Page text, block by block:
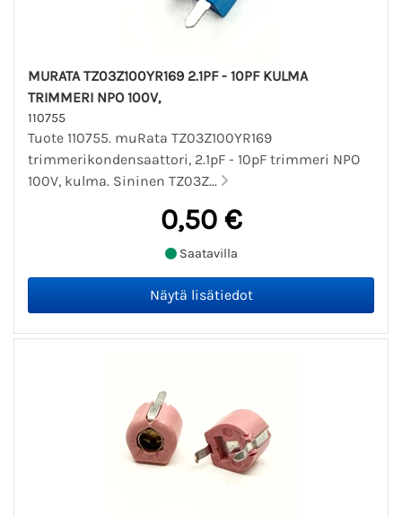
MURATA TZ03Z100YR169 2.1PF - 10PF KULMA
TRIMMERI NPO 100V,
110755
Tuote 110755. muRata TZ03Z100YR169
trimmerikondensaattori, 2.1pF - 10pF trimmeri NPO
100V, kulma. Sininen TZ03Z...
0,50 €
Saatavilla